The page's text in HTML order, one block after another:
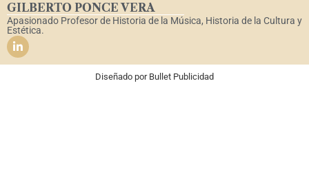
GILBERTO PONCE VERA
Apasionado Profesor de Historia de la Música, Historia de la Cultura y
Estética.
Diseñado por Bullet Publicidad